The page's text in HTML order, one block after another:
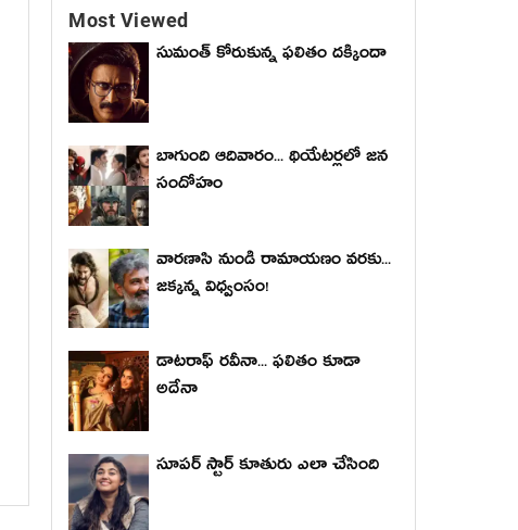
Most Viewed
సుమంత్ కోరుకున్న ఫలితం దక్కిందా
బాగుంది ఆదివారం... థియేటర్లలో జన
సందోహం
వారణాసి నుండి రామాయణం వరకు...
జక్కన్న విధ్వంసం!
డాటరాఫ్ రవీనా... ఫలితం కూడా
అదేనా
సూపర్ స్టార్ కూతురు ఎలా చేసింది